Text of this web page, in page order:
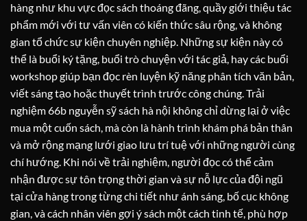
hàng như khu vực đọc sách thoáng đãng, quầy giới thiệu tác
phẩm mới với tư vấn viên có kiến thức sâu rộng, và không
gian tổ chức sự kiện chuyên nghiệp. Những sự kiện này có
thể là buổi ký tặng, buổi trò chuyện với tác giả, hay các buổi
workshop giúp bạn đọc rèn luyện kỹ năng phân tích văn bản,
viết sáng tạo hoặc thuyết trình trước công chúng. Trải
nghiệm 66b nguyễn sỹ sách hà nội không chỉ dừng lại ở việc
mua một cuốn sách, mà còn là hành trình khám phá bản thân
và mở rộng mạng lưới giao lưu trí tuệ với những người cùng
chí hướng. Khi nói về trải nghiệm, người đọc có thể cảm
nhận được sự tôn trọng thời gian và sự nỗ lực của đội ngũ
tại cửa hàng trong từng chi tiết như ánh sáng, bố cục không
gian, và cách nhân viên gợi ý sách một cách tinh tế, phù hợp